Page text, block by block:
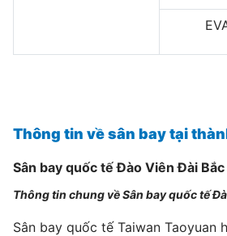
Thông tin về sân bay tại
Sân bay quốc tế Đào Viên Đài Bắc
Thông tin chung về Sân bay quốc tế
Sân bay quốc tế Taiwan Taoyuan